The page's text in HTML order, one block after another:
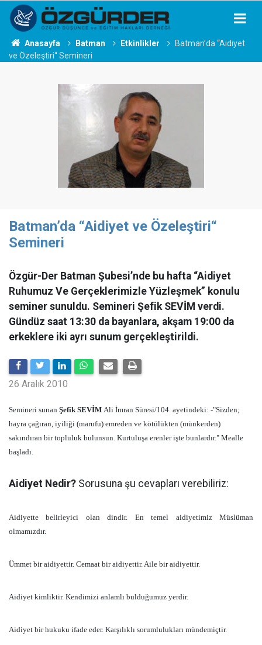
Anasayfa Batman Etkinlikler
Batman’da “Aidiyet
ve Özeleştiri“ Semineri
Batman’da “Aidiyet ve Özeleştiri“
Semineri
Özgür-Der Batman Şubesi’nde bu hafta “Aidiyet
Ruhumuz Ve Gerçeklerimizle Yüzleşmek” konulu
seminer sunuldu. Semineri Şefik SEVİM verdi.
Gündüz saat 13:30 da bayanlara, akşam 19:00 da
erkeklere iki ayrı sunum gerçekleştirildi.
26 Aralık 2010
Semineri sunan Şefik SEVİM Ali İmran Süresi/104. ayetindeki: -"Sizden;
hayra çağıran, iyiliği (marufu) emreden ve kötülükten (münkerden)
sakındıran bir topluluk bulunsun. Kurtuluşa erenler işte bunlardır." Mealle
başladı.
Aidiyet Nedir? Sorusuna şu cevapları verebiliriz:
Aidiyette belirleyici olan dindir. En temel aidiyetimiz Müslüman
olmamızdır.
Ümmet bir aidiyettir. Cemaat bir aidiyettir. Aile bir aidiyettir.
Aidiyet kimliktir. Kendimizi anlamlı bulduğumuz yerdir.
Aidiyet bir hukuku ifade eder. Karşılıklı sorumlulukları mündemiçtir.